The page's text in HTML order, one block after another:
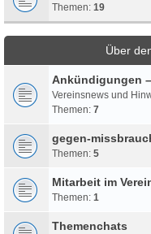
Themen: 19
Über
Ankündigungen
Vereinsnews und
Themen: 7
gegen-
Themen: 5
Mitarbeit im
Themen: 1
Themenchats